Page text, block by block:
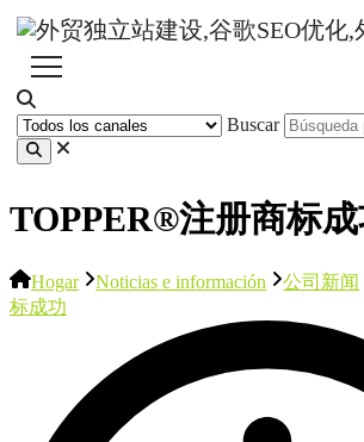
Buscar
TOPPER®注册商标
Hogar Noticias e información 公司新闻
标成功